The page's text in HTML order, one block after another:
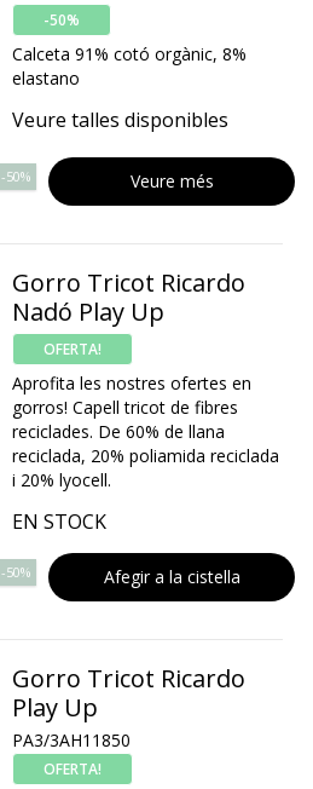
-50%
Calceta 91% cotó orgànic, 8%
elastano
Veure talles disponibles
-50% Veure més
Gorro Tricot Ricardo
Nadó Play Up
OFERTA!
Aprofita les nostres ofertes en
gorros! Capell tricot de fibres
reciclades. De 60% de llana
reciclada, 20% poliamida reciclada
i 20% lyocell.
EN STOCK
-50% Afegir a la cistella
Gorro Tricot Ricardo
Play Up
PA3/3AH11850
OFERTA!